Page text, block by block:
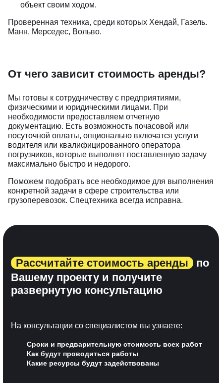
объект своим ходом.
Проверенная техника, среди которых Хендай, Газель.
Манн, Мерседес, Вольво.
От чего зависит стоимость аренды?
Мы готовы к сотрудничеству с предприятиями,
физическими и юридическими лицами. При
необходимости предоставляем отчетную
документацию. Есть возможность почасовой или
посуточной оплаты, опционально включатся услуги
водителя или квалифицированного оператора
погрузчиков, которые выполнят поставленную задачу
максимально быстро и недорого.
Поможем подобрать все необходимое для выполнения
конкретной задачи в сфере строительства или
грузоперевозок. Спецтехника всегда исправна.
Рассчитайте стоимость аренды
по
Вашему проекту и получите
развернутую консультацию
На консультации со специалистом вы узнаете:
Сроки и предварительную стоимость всех работ
Как будут проводиться работы
Какие ресурсы будут задействованы